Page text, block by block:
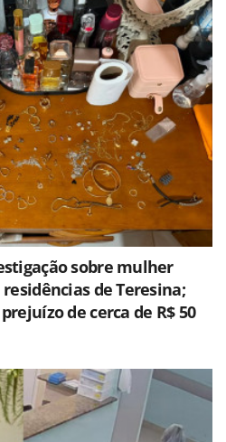
sobre mulher
de Teresina;
de cerca de R$ 50